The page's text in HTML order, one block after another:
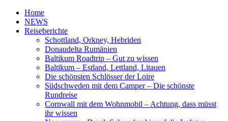
Home
NEWS
Reiseberichte
Schottland, Orkney, Hebriden
Donaudelta Rumänien
Baltikum Roadtrip – Gut zu wissen
Baltikum – Estland, Lettland, Litauen
Die schönsten Schlösser der Loire
Südschweden mit dem Camper – Die schönste
Rundreise
Cornwall mit dem Wohnmobil – Achtung, dass müsst
ihr wissen